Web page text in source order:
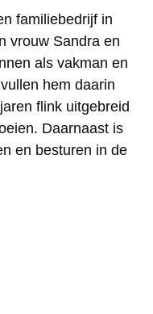
familiebedrijf in
vrouw Sandra en
als vakman en
hem daarin
flink uitgebreid
Daarnaast is
en besturen in de